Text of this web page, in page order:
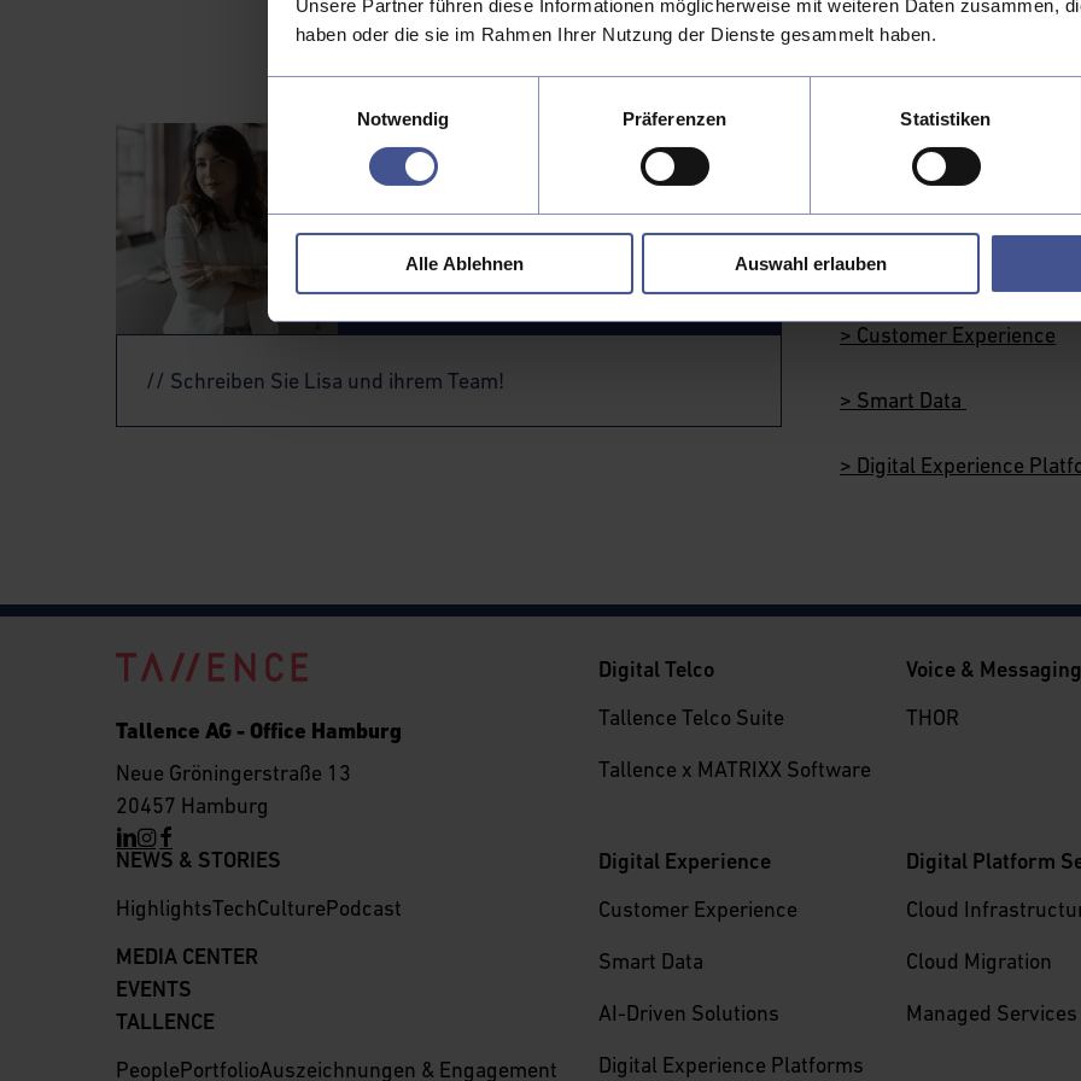
Unsere Partner führen diese Informationen möglicherweise mit weiteren Daten zusammen,
haben oder die sie im Rahmen Ihrer Nutzung der Dienste gesammelt haben.
Notwendig
Präferenzen Statistiken
Alle Ablehnen Auswahl erlauben
Neugierig
Sprechen Sie uns an,
// Kontakt
Lisa Heinz
Head of Digital Experience
// Schreiben Sie Lisa und ihrem Team!
> Anmeldung zur AI-
> Customer Experience
> Smart Data
> Digital Experience
Tallence AG - Office Hamburg
Neue Gröningerstraße 13
20457 Hamburg
NEWS & STORIES
HighlightsTechCulturePodcast
MEDIA CENTER
EVENTS
TALLENCE
PeoplePortfolioAuszeichnungen & Engagement
Digital Telco
Tallence Telco Suite
Tallence x MATRIXX Software
Voice & Messaging
THOR
Digital Experience
Customer Experience
Smart Data
AI-Driven Solutions
Digital Experience Platforms
Digital Platform
Cloud
Cloud Migration
Managed Services